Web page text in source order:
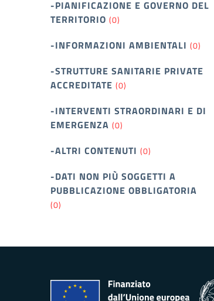
-PIANIFICAZIONE E GOVERNO DEL
TERRITORIO (0)
-INFORMAZIONI AMBIENTALI (0)
-STRUTTURE SANITARIE PRIVATE
ACCREDITATE (0)
-INTERVENTI STRAORDINARI E DI
EMERGENZA (0)
-ALTRI CONTENUTI (0)
-DATI NON PIÙ SOGGETTI A
PUBBLICAZIONE OBBLIGATORIA
(0)